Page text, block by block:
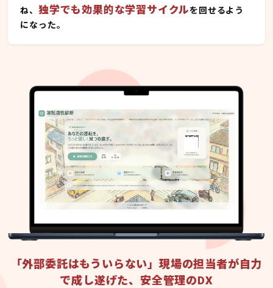
ね、独学でも効果的な学習サイクルを回せるよう
になった。
「外部委託はもういらない」現場の担当者が自力
で成し遂げた、安全管理のDX